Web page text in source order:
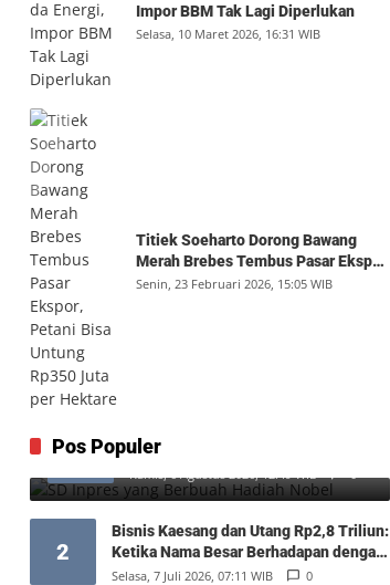
Impor BBM Tak Lagi Diperlukan
Selasa, 10 Maret 2026, 16:31 WIB
Titiek Soeharto Dorong Bawang
Merah Brebes Tembus Pasar Ekspor,
Petani Bisa Untung Rp350 Juta per
Senin, 23 Februari 2026, 15:05 WIB
Pos Populer
1
Nobel
Kamis, 6 Agustus 2026, 12:49 WIB 0
2
Bisnis Kaesang dan Utang Rp2,8 Triliun:
Ketika Nama Besar Berhadapan dengan
Hukum Pasar
Selasa, 7 Juli 2026, 07:11 WIB 0